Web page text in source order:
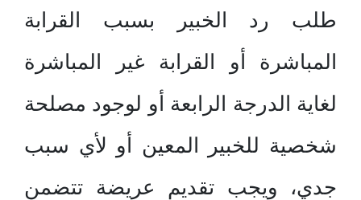
طلب رد الخبير بسبب القرابة
المباشرة أو القرابة غير المباشرة
لغاية الدرجة الرابعة أو لوجود مصلحة
شخصية للخبير المعين أو لأي سبب
جدي، ويجب تقديم عريضة تتضمن